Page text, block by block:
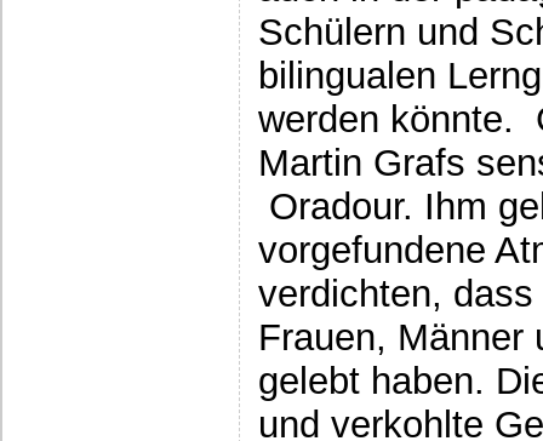
Schülern und
bilingualen
werden könnte.
Martin Grafs
Oradour. Ihm
vorgefundene
verdichten,
Frauen, Männer
gelebt haben.
und verkohlte